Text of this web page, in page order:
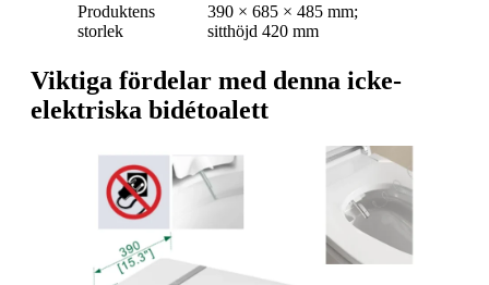
Produktens
storlek
390 × 685 × 485 mm;
sitthöjd 420 mm
Viktiga fördelar med denna icke-
elektriska bidétoalett